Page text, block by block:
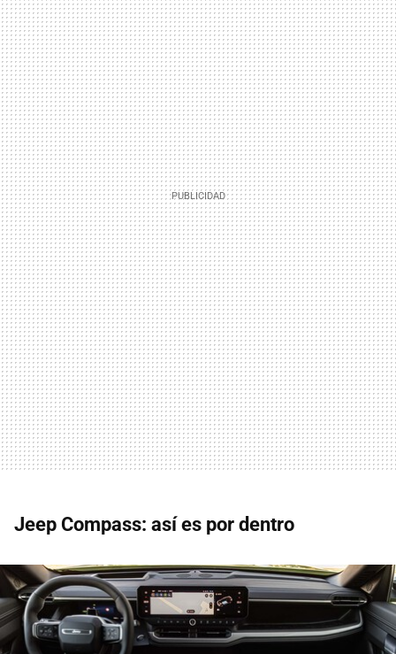
Jeep Compass: así es por dentro